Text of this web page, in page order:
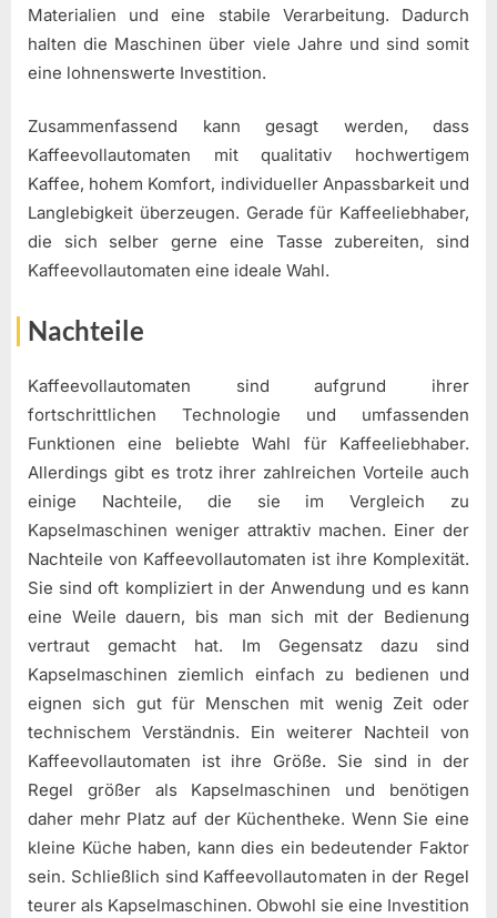
Materialien und eine stabile Verarbeitung. Dadurch
halten die Maschinen über viele Jahre und sind somit
eine lohnenswerte Investition.
Zusammenfassend kann gesagt werden, dass
Kaffeevollautomaten mit qualitativ hochwertigem
Kaffee, hohem Komfort, individueller Anpassbarkeit und
Langlebigkeit überzeugen. Gerade für Kaffeeliebhaber,
die sich selber gerne eine Tasse zubereiten, sind
Kaffeevollautomaten eine ideale Wahl.
Nachteile
Kaffeevollautomaten sind aufgrund ihrer
fortschrittlichen Technologie und umfassenden
Funktionen eine beliebte Wahl für Kaffeeliebhaber.
Allerdings gibt es trotz ihrer zahlreichen Vorteile auch
einige Nachteile, die sie im Vergleich zu
Kapselmaschinen weniger attraktiv machen. Einer der
Nachteile von Kaffeevollautomaten ist ihre Komplexität.
Sie sind oft kompliziert in der Anwendung und es kann
eine Weile dauern, bis man sich mit der Bedienung
vertraut gemacht hat. Im Gegensatz dazu sind
Kapselmaschinen ziemlich einfach zu bedienen und
eignen sich gut für Menschen mit wenig Zeit oder
technischem Verständnis. Ein weiterer Nachteil von
Kaffeevollautomaten ist ihre Größe. Sie sind in der
Regel größer als Kapselmaschinen und benötigen
daher mehr Platz auf der Küchentheke. Wenn Sie eine
kleine Küche haben, kann dies ein bedeutender Faktor
sein. Schließlich sind Kaffeevollautomaten in der Regel
teurer als Kapselmaschinen. Obwohl sie eine Investition